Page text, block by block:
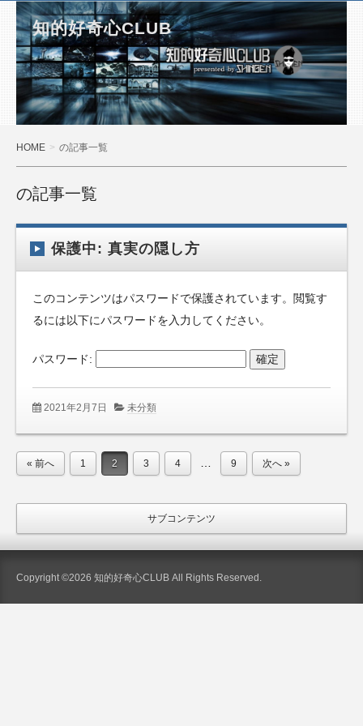
知的好奇心CLUB
HOME の記事一覧
の記事一覧
保護中: 真実の隠し方
このコンテンツはパスワードで保護されています。閲覧す
るには以下にパスワードを入力してください。
パスワード:
2021年2月7日 未分類
« 前へ 1 2 3 4 … 9 次へ »
サブコンテンツ
Copyright ©2026 知的好奇心CLUB All Rights Reserved.